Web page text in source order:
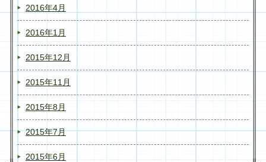
2016年4月
2016年1月
2015年12月
2015年11月
2015年8月
2015年7月
2015年6月